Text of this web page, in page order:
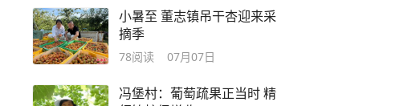
小暑至 董志镇吊干杏迎来采
摘季
78阅读 07月07日
冯堡村：葡萄疏果正当时 精